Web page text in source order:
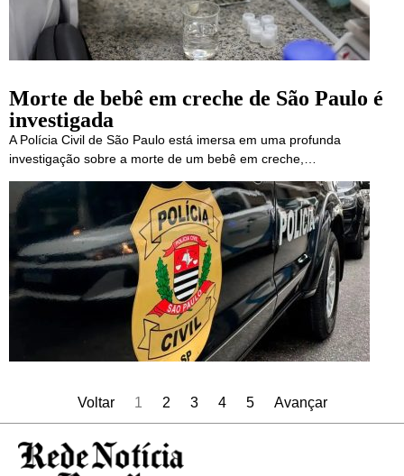
Morte de bebê em creche de São Paulo é
investigada
A Polícia Civil de São Paulo está imersa em uma profunda
investigação sobre a morte de um bebê em creche,…
Voltar 1 2 3 4 5 Avançar